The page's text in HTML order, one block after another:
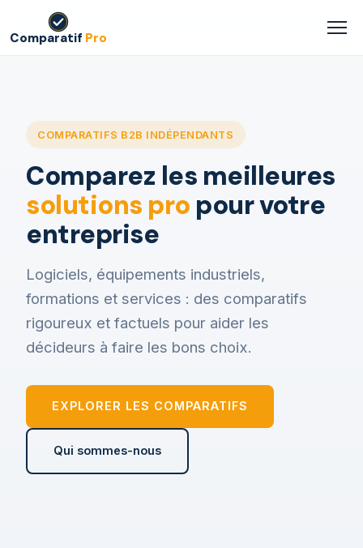
Comparatif Pro
COMPARATIFS B2B INDÉPENDANTS
Comparez les meilleures
solutions pro pour votre
entreprise
Logiciels, équipements industriels,
formations et services : des comparatifs
rigoureux et factuels pour aider les
décideurs à faire les bons choix.
EXPLORER LES COMPARATIFS
Qui sommes-nous